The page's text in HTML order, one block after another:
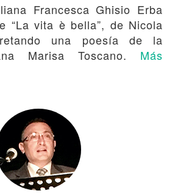
Francesca Ghisio Erba
“La vita è bella”, de Nicola
una poesía de la
Marisa Toscano. Más